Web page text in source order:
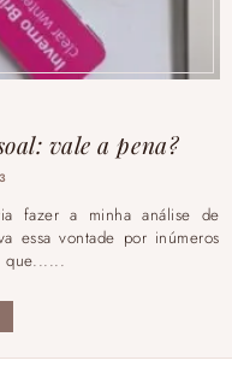
vale a pena?
fazer a minha análise de
essa vontade por inúmeros
que......